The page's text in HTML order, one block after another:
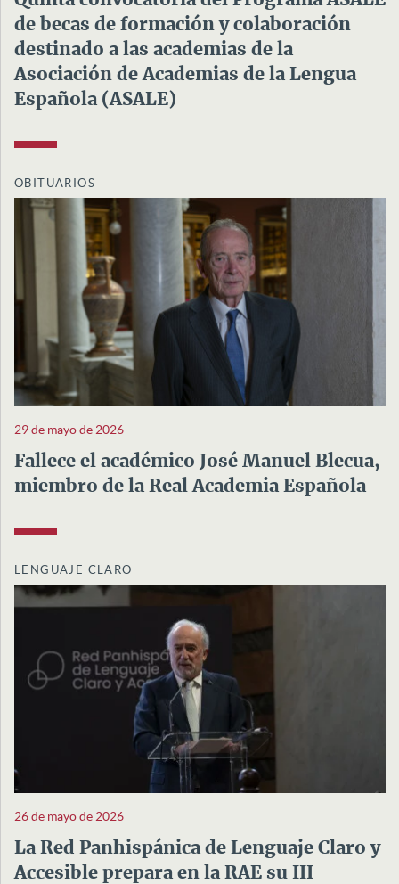
de becas de formación y colaboración
destinado a las academias de la
Asociación de Academias de la Lengua
Española (ASALE)
OBITUARIOS
29 de mayo de 2026
Fallece el académico José Manuel Blecua,
miembro de la Real Academia Española
LENGUAJE CLARO
26 de mayo de 2026
La Red Panhispánica de Lenguaje Claro y
Accesible prepara en la RAE su III